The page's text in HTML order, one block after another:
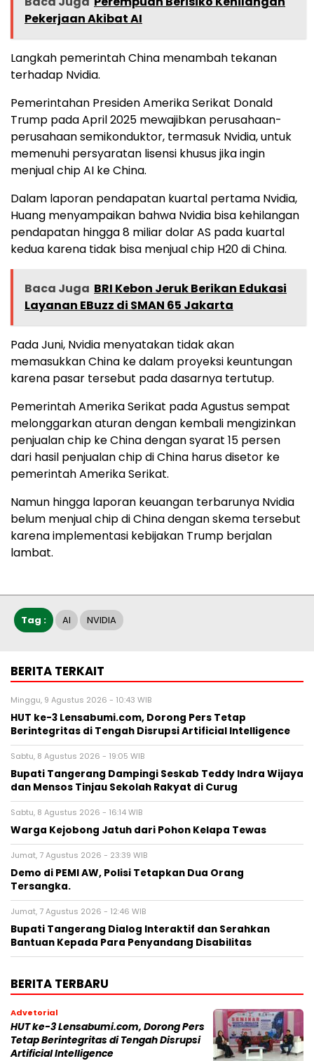
Pekerjaan Akibat AI
Langkah pemerintah China menambah tekanan
terhadap Nvidia.
Pemerintahan Presiden Amerika Serikat Donald
Trump pada April 2025 mewajibkan perusahaan-
perusahaan semikonduktor, termasuk Nvidia, untuk
memenuhi persyaratan lisensi khusus jika ingin
menjual chip AI ke China.
Dalam laporan pendapatan kuartal pertama Nvidia,
Huang menyampaikan bahwa Nvidia bisa kehilangan
pendapatan hingga 8 miliar dolar AS pada kuartal
kedua karena tidak bisa menjual chip H20 di China.
Baca Juga BRI Kebon Jeruk Berikan Edukasi
Layanan EBuzz di SMAN 65 Jakarta
Pada Juni, Nvidia menyatakan tidak akan
memasukkan China ke dalam proyeksi keuntungan
karena pasar tersebut pada dasarnya tertutup.
Pemerintah Amerika Serikat pada Agustus sempat
melonggarkan aturan dengan kembali mengizinkan
penjualan chip ke China dengan syarat 15 persen
dari hasil penjualan chip di China harus disetor ke
pemerintah Amerika Serikat.
Namun hingga laporan keuangan terbarunya Nvidia
belum menjual chip di China dengan skema tersebut
karena implementasi kebijakan Trump berjalan
lambat.
Tag : AI NVIDIA
BERITA TERKAIT
Minggu, 9 Agustus 2026 - 10:43 WIB
HUT ke-3 Lensabumi.com, Dorong Pers Tetap
Berintegritas di Tengah Disrupsi Artificial Intelligence
Sabtu, 8 Agustus 2026 - 19:05 WIB
Bupati Tangerang Dampingi Seskab Teddy Indra Wijaya
dan Mensos Tinjau Sekolah Rakyat di Curug
Sabtu, 8 Agustus 2026 - 16:14 WIB
Warga Kejobong Jatuh dari Pohon Kelapa Tewas
Jumat, 7 Agustus 2026 - 23:39 WIB
Demo di PEMI AW, Polisi Tetapkan Dua Orang
Tersangka.
Jumat, 7 Agustus 2026 - 12:46 WIB
Bupati Tangerang Dialog Interaktif dan Serahkan
Bantuan Kepada Para Penyandang Disabilitas
BERITA TERBARU
Advetorial
HUT ke-3 Lensabumi.com, Dorong Pers
Tetap Berintegritas di Tengah Disrupsi
Artificial Intelligence